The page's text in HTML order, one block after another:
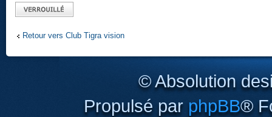
Sujet verrouillé
Retour vers Club Tigra vision
© Absolution
Propulsé par phpBB®